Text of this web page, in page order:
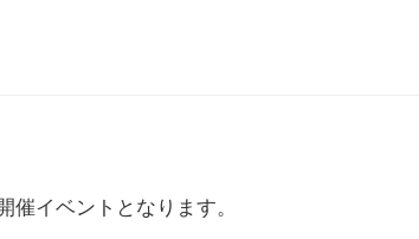
催イベントとなります。